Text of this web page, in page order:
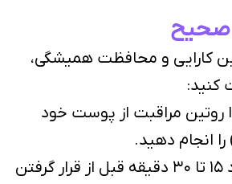
کارایی و محافظت همیشگی،
کنید:
روتین مراقبت از پوست خود
انجام دهید.
حدود ۱۵ تا ۳۰ دقیقه قبل از قرار گرفتن